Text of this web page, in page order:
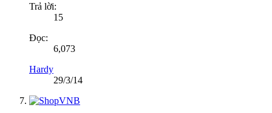
Trả lời:
15
Đọc:
6,073
Hardy
29/3/14